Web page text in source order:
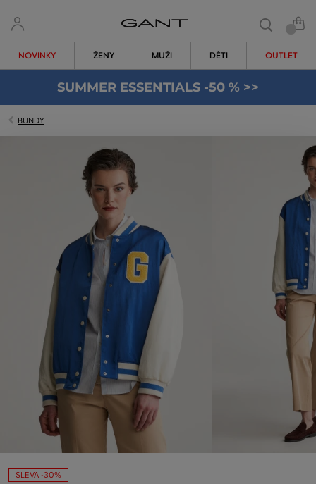
NOVINKY ŽENY MUŽI DĚTI OUTLET
SUMMER ESSENTIALS -50 % >>
BUNDY
SLEVA -30%